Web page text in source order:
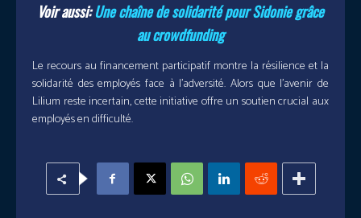
Voir aussi:Une chaîne de solidarité pour Sidonie grâce
au crowdfunding
Le recours au financement participatif montre la résilience et la
solidarité des employés face à l’adversité. Alors que l’avenir de
Lilium reste incertain, cette initiative offre un soutien crucial aux
employés en difficulté.